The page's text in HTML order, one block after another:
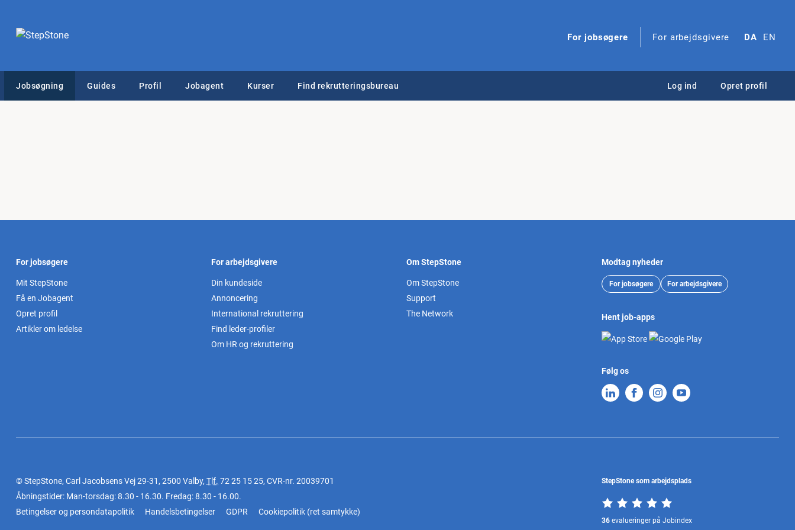
For jobsøgere For arbejdsgivere DA EN
Jobsøgning Guides Profil Jobagent Kurser Find rekrutteringsbureau Log ind Opret profil
For jobsøgere
Mit StepStone
Få en Jobagent
Opret profil
Artikler om ledelse
For arbejdsgivere
Din kundeside
Annoncering
International rekruttering
Find leder-profiler
Om HR og rekruttering
Om StepStone
Om StepStone
Support
The Network
Modtag nyheder
For jobsøgere For arbejdsgivere
Hent job-apps
Følg os
© StepStone, Carl Jacobsens Vej 29-31, 2500 Valby, Tlf. 72 25 15 25, CVR-nr. 20039701
Åbningstider: Man-torsdag: 8.30 - 16.30. Fredag: 8.30 - 16.00.
Betingelser og persondatapolitik
Handelsbetingelser GDPR Cookiepolitik (ret samtykke)
StepStone som arbejdsplads
36 evalueringer på Jobindex